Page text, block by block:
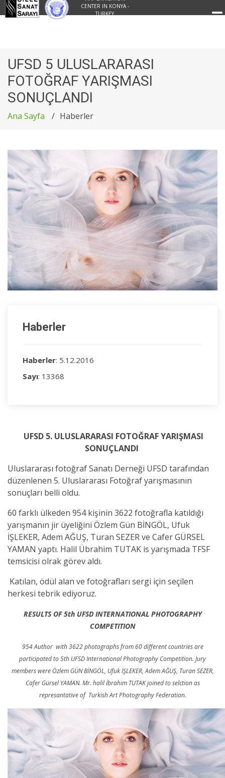
CENTER IN KONYA -
TURKEY
UFSD 5 ULUSLARARASI
FOTOĞRAF YARIŞMASI
SONUÇLANDI
Ana Sayfa Haberler
Haberler
Haberler: 5.12.2016
Sayı: 13368
UFSD 5. ULUSLARARASI FOTOĞRAF YARIŞMASI
SONUÇLANDI
Uluslararası fotoğraf Sanatı Derneği UFSD tarafından
düzenlenen 5. Uluslararası Fotoğraf yarışmasının
sonuçları belli oldu.
60 farklı ülkeden 954 kişinin 3622 fotoğrafla katıldığı
yarışmanın jir üyeliğini Özlem Gün BİNGÖL, Ufuk
İŞLEKER, Adem AĞUŞ, Turan SEZER ve Cafer GÜRSEL
YAMAN yaptı. Halil Übrahim TUTAK is yarışmada TFSF
temsicisi olrak görev aldı.
Katılan, ödül alan ve fotoğrafları sergi için seçilen
herkesi tebrik ediyoruz.
RESULTS OF 5th UFSD INTERNATIONAL PHOTOGRAPHY
COMPETITION
954 Author with 3622 photographs from 60 different countries are
participated to 5th UFSD International Photography Competition. Jury
members were Özlem GÜN BİNGÖL, Ufuk İŞLEKER, Adem AĞUŞ, Turan SEZER,
Cafer Gürsel YAMAN. Mr. halil İbrahim TUTAK joined to selction as
represantative of Turkish Art Photography Federation.